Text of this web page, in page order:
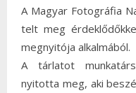
A Magyar Fotográfia
telt meg
megnyitója alkalmából.
A tárlatot
nyitotta meg, aki